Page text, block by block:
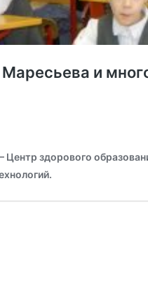
и
здорового